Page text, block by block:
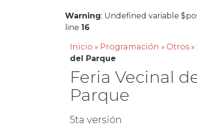
Warning: Undefined variable
line 16
Inicio » Programación » Otros »
del Parque
Feria Vecinal
Parque
5ta versión